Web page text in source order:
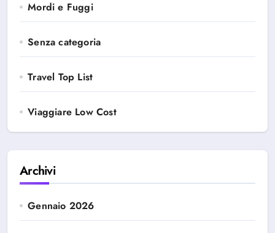
Mordi e Fuggi
Senza categoria
Travel Top List
Viaggiare Low Cost
Archivi
Gennaio 2026